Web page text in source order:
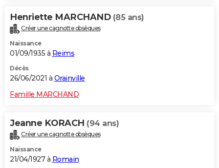
Henriette MARCHAND (85 ans)
Créer une cagnotte obsèques
Naissance
01/09/1935 à Reims
Décès
26/06/2021 à Orainville
Famille MARCHAND
Jeanne KORACH (94 ans)
Créer une cagnotte obsèques
Naissance
21/04/1927 à Romain